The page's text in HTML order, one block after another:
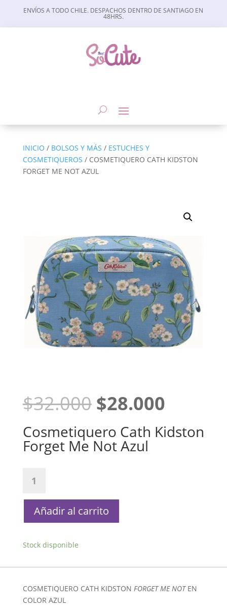
ENVÍOS A TODO CHILE. DESPACHOS DENTRO DE SANTIAGO EN
48HRS.
INICIO / BOLSOS Y MÁS / ESTUCHES Y
COSMETIQUEROS / COSMETIQUERO CATH KIDSTON
FORGET ME NOT AZUL
$32.000 El
precio
original
era:
$32.000.
$28.000El
actual
es:
Cosmetiquero Cath Kidston
Forget Me Not Azul
Cath
Forget
Me
Azul
Añadir al carrito
Stock disponible
COSMETIQUERO CATH KIDSTON FORGET ME NOTEN
COLOR AZUL